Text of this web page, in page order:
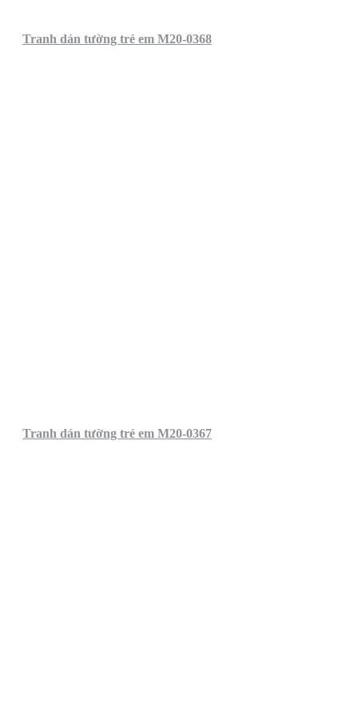
Tranh dán tường trẻ em M20-0368
Tranh dán tường trẻ em M20-0367